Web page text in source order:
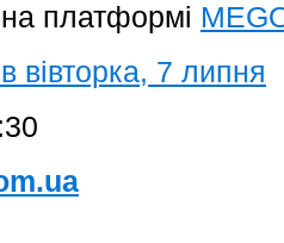
платформі
вівторка, 7 липня